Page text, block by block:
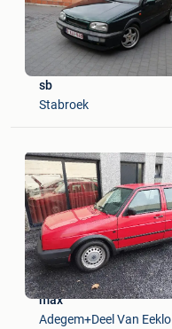
sb
Stabroek
max
Adegem+Deel Van Eeklo